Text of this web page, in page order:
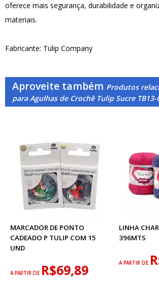
oferece mais segurança, durabilidade e
materiais.
Fabricante: Tulip Company
Aproveite também Produtos
para Agulhas de Crochê Tulip Sucre TB13-
MARCADOR DE PONTO
CADEADO P TULIP COM 15
UND
A PARTIR DE R$69,89
LINHA
396MTS
A PARTIR DE